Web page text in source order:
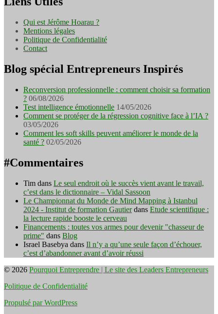
Qui est Jérôme Hoarau ?
Mentions légales
Politique de Confidentialité
Contact
Blog spécial Entrepreneurs Inspirés
Reconversion professionnelle : comment choisir sa formation
? 06/08/2026
Test intelligence émotionnelle 14/05/2026
Comment se protéger de la régression cognitive face à l’IA ?
03/05/2026
Comment les soft skills peuvent améliorer le monde de la
santé ? 02/05/2026
#Commentaires
Tim dans Le seul endroit où le succès vient avant le travail,
c’est dans le dictionnaire – Vidal Sassoon
Le Championnat du Monde de Mind Mapping à Istanbul
2024 - Institut de formation Gautierdans Etude scientifique :
la lecture rapide booste le cerveau
Financements : toutes vos armes pour devenir "chasseur de
prime" dans Blog
Israel Basebya dans Il n’y a qu’une seule façon d’échouer,
c’est d’abandonner avant d’avoir réussi
© 2026 Pourquoi Entreprendre | Le site des Leaders Entrepreneurs
Politique de Confidentialité
Propulsé par WordPress